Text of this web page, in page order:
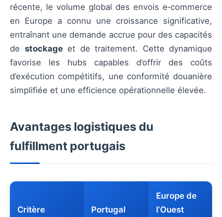
récente, le volume global des envois e‑commerce
en Europe a connu une croissance significative,
entraînant une demande accrue pour des capacités
de stockageet de traitement. Cette dynamique
favorise les hubs capables d’offrir des coûts
d’exécution compétitifs, une conformité douanière
simplifiée et une efficience opérationnelle élevée.
Avantages logistiques du
fulfillment portugais
Critère Portugal
Europe de
l’Ouest